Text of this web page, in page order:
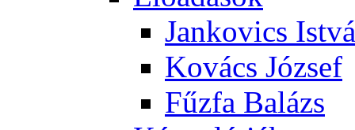
Jan­ko­vics
Ko­vács Jó­zsef
Fűz­fa Ba­lázs